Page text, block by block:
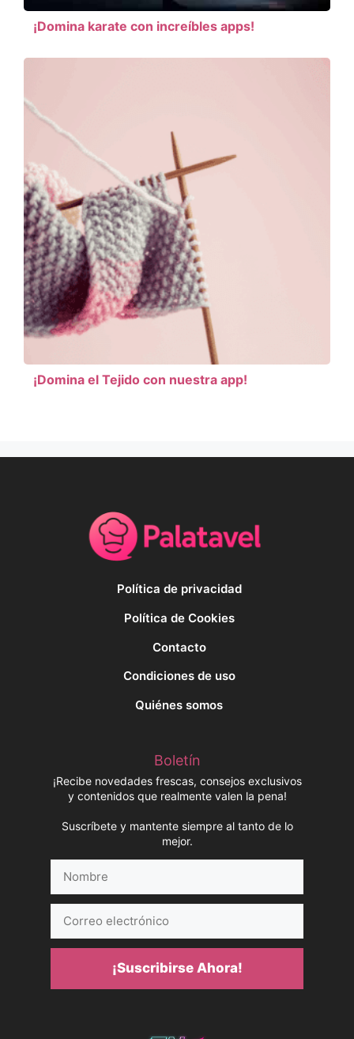
¡Domina karate con increíbles apps!
¡Domina el Tejido con nuestra app!
Política de privacidad
Política de Cookies
Contacto
Condiciones de uso
Quiénes somos
Boletín
¡Recibe novedades frescas, consejos exclusivos
y contenidos que realmente valen la pena!
Suscríbete y mantente siempre al tanto de lo
mejor.
electrónico
¡Suscribirse Ahora!